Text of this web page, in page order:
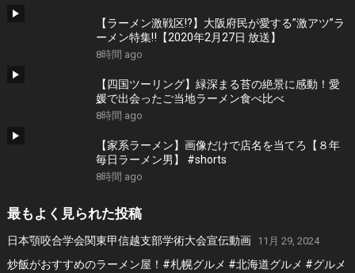
全国制覇！＞
【ラーメン激戦区!?】大阪府民が愛する”激アツ”ラ
ーメン特集‼︎【2020年2月27日 放送】
8時間 ago
【四国ツーリング】緑深まる苔の絶景に感動！愛
媛で出会ったご当地ラーメン食べ比べ
8時間 ago
【家系ラーメン】画像だけで店名を当てろ【８年
毎日ラーメン男】 #shorts
8時間 ago
最もよく見られた投稿
日本顎咬合学会関東甲信越支部学術大会宣伝動画 11月 29, 2024
炒飯がおすすめのラーメン屋！#札幌グルメ #北海道グルメ #グルメ